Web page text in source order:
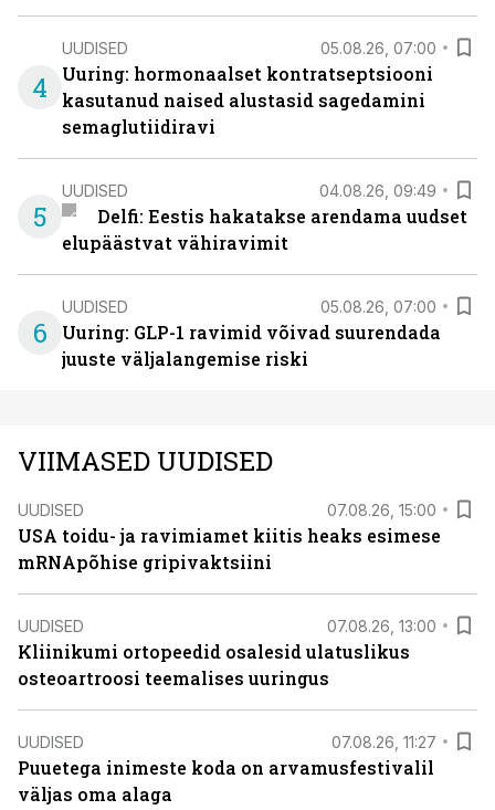
4
UUDISED 05.08.26, 07:00
Uuring: hormonaalset kontratseptsiooni
kasutanud naised alustasid sagedamini
semaglutiidiravi
5
UUDISED 04.08.26, 09:49
Delfi: Eestis hakatakse arendama uudset
elupäästvat vähiravimit
6
UUDISED 05.08.26, 07:00
Uuring: GLP-1 ravimid võivad suurendada
juuste väljalangemise riski
VIIMASED UUDISED
UUDISED 07.08.26, 15:00
USA toidu- ja ravimiamet kiitis heaks esimese
mRNApõhise gripivaktsiini
UUDISED 07.08.26, 13:00
Kliinikumi ortopeedid osalesid ulatuslikus
osteoartroosi teemalises uuringus
UUDISED 07.08.26, 11:27
Puuetega inimeste koda on arvamusfestivalil
väljas oma alaga